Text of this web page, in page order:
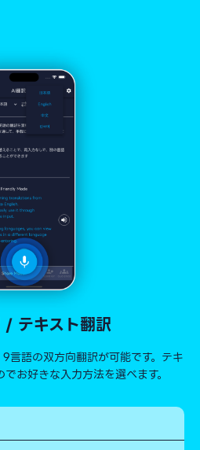
/ テキスト翻訳
言語の双方向翻訳が可能です。テキ
お好きな入力方法を選べます。